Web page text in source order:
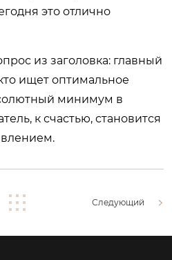
это отлично
из заголовка: главный
ищет оптимальное
минимум в
к счастью, становится
Следующий